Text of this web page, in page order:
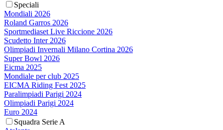
Speciali
Mondiali 2026
Roland Garros 2026
Sportmediaset Live Riccione 2026
Scudetto Inter 2026
Olimpiadi Invernali Milano Cortina 2026
Super Bowl 2026
Eicma 2025
Mondiale per club 2025
EICMA Riding Fest 2025
Paralimpiadi Parigi 2024
Olimpiadi Parigi 2024
Euro 2024
Squadra Serie A